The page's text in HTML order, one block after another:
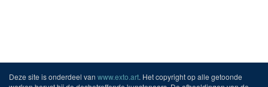
Deze site is onderdeel van www.exto.art. Het copyright op alle getoonde